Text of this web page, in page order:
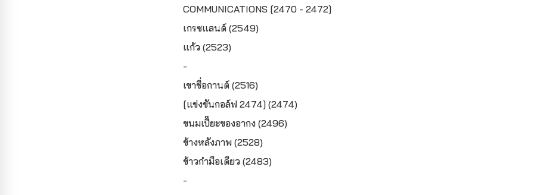
COMMUNICATIONS [2470 - 2472]
เกรซแลนด์ (2549)
แก้ว (2523)
-
เขาชื่อกานต์ (2516)
[แข่งขันกอล์ฟ 2474] (2474)
ขนมเปี๊ยะของอากง (2496)
ข้างหลังภาพ (2528)
ข้าวกำมือเดียว (2483)
-